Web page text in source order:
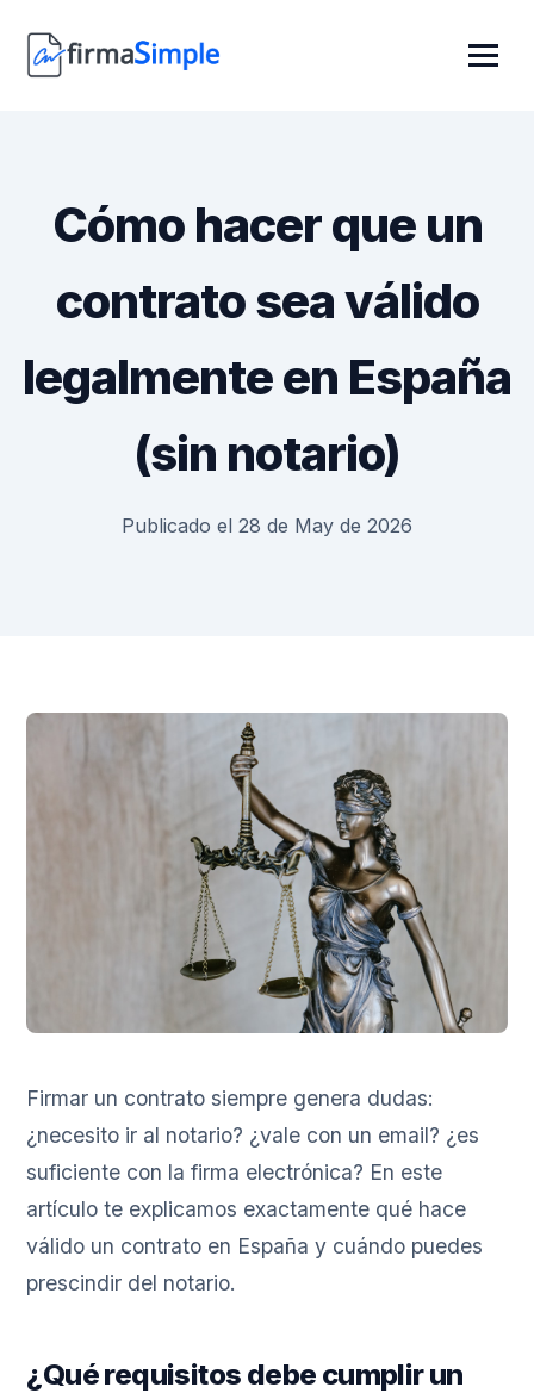
Cómo hacer que un
contrato sea válido
legalmente en España
(sin notario)
Publicado el 28 de May de 2026
Firmar un contrato siempre genera dudas:
¿necesito ir al notario? ¿vale con un email? ¿es
suficiente con la firma electrónica? En este
artículo te explicamos exactamente qué hace
válido un contrato en España y cuándo puedes
prescindir del notario.
¿Qué requisitos debe cumplir un